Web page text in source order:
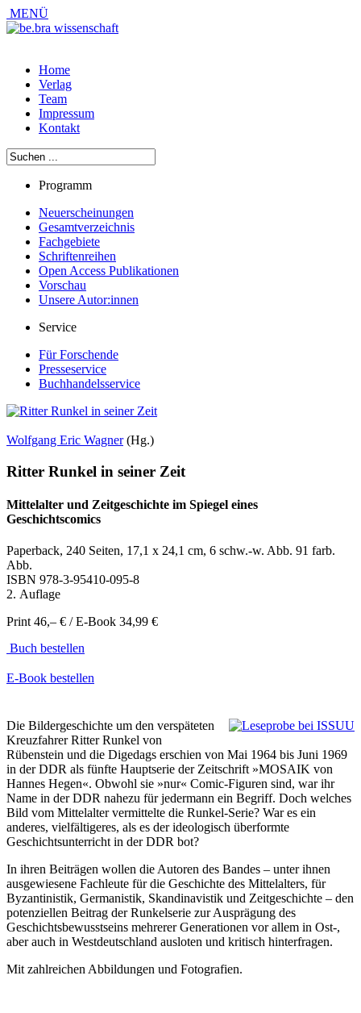
MENÜ
Home
Verlag
Team
Impressum
Kontakt
Programm
Neuerscheinungen
Gesamtverzeichnis
Fachgebiete
Schriftenreihen
Open Access Publikationen
Vorschau
Unsere Autor:innen
Service
Für Forschende
Presseservice
Buchhandelsservice
Wolfgang Eric Wagner(Hg.)
Ritter Runkel in seiner Zeit
Mittelalter und Zeitgeschichte im Spiegel eines
Geschichtscomics
Paperback, 240 Seiten, 17,1 x 24,1 cm, 6 schw.-w. Abb. 91 farb.
Abb.
ISBN 978-3-95410-095-8
2. Auflage
Print 46,– € / E-Book 34,99 €
Buch bestellen
E-Book bestellen
Die Bildergeschichte um den verspäteten
Kreuzfahrer Ritter Runkel von
Rübenstein und die Digedags erschien von Mai 1964 bis Juni 1969
in der DDR als fünfte Hauptserie der Zeitschrift »MOSAIK von
Hannes Hegen«. Obwohl sie »nur« Comic-Figuren sind, war ihr
Name in der DDR nahezu für jedermann ein Begriff. Doch welches
Bild vom Mittelalter vermittelte die Runkel-Serie? War es ein
anderes, vielfältigeres, als es der ideologisch überformte
Geschichtsunterricht in der DDR bot?
In ihren Beiträgen wollen die Autoren des Bandes – unter ihnen
ausgewiesene Fachleute für die Geschichte des Mittelalters, für
Byzantinistik, Germanistik, Skandinavistik und Zeitgeschichte – den
potenziellen Beitrag der Runkelserie zur Ausprägung des
Geschichtsbewusstseins mehrerer Generationen vor allem in Ost-,
aber auch in Westdeutschland ausloten und kritisch hinterfragen.
Mit zahlreichen Abbildungen und Fotografien.